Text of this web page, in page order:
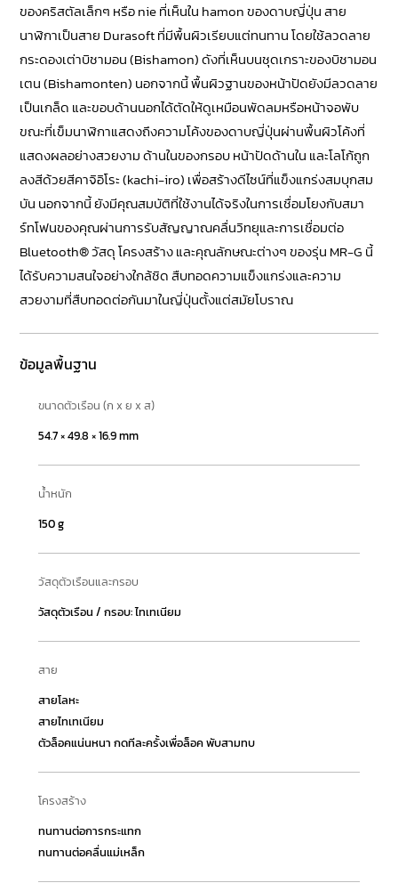
ของคริสตัลเล็กๆ หรือ nie ที่เห็นใน hamon ของดาบญี่ปุ่น สาย
นาฬิกาเป็นสาย Durasoft ที่มีพื้นผิวเรียบแต่ทนทาน โดยใช้ลวดลาย
กระดองเต่าบิชามอน (Bishamon) ดังที่เห็นบนชุดเกราะของบิชามอน
เตน (Bishamonten) นอกจากนี้ พื้นผิวฐานของหน้าปัดยังมีลวดลาย
เป็นเกล็ด และขอบด้านนอกได้ตัดให้ดูเหมือนพัดลมหรือหน้าจอพับ
ขณะที่เข็มนาฬิกาแสดงถึงความโค้งของดาบญี่ปุ่นผ่านพื้นผิวโค้งที่
แสดงผลอย่างสวยงาม ด้านในของกรอบ หน้าปัดด้านใน และโลโก้ถูก
ลงสีด้วยสีคาจิอิโระ (kachi-iro) เพื่อสร้างดีไซน์ที่แข็งแกร่งสมบุกสม
บัน นอกจากนี้ ยังมีคุณสมบัติที่ใช้งานได้จริงในการเชื่อมโยงกับสมา
ร์ทโฟนของคุณผ่านการรับสัญญาณคลื่นวิทยุและการเชื่อมต่อ
Bluetooth® วัสดุ โครงสร้าง และคุณลักษณะต่างๆ ของรุ่น MR-G นี้
ได้รับความสนใจอย่างใกล้ชิด สืบทอดความแข็งแกร่งและความ
สวยงามที่สืบทอดต่อกันมาในญี่ปุ่นตั้งแต่สมัยโบราณ
ข้อมูลพื้นฐาน
ขนาดตัวเรือน (ก x ย x ส)
54.7 × 49.8 × 16.9 mm
น้ำหนัก
150 g
วัสดุตัวเรือนและกรอบ
วัสดุตัวเรือน / กรอบ: ไทเทเนียม
สาย
สายโลหะ
สายไทเทเนียม
ตัวล็อคแน่นหนา กดทีละครั้งเพื่อล็อค พับสามทบ
โครงสร้าง
ทนทานต่อการกระแทก
ทนทานต่อคลื่นแม่เหล็ก